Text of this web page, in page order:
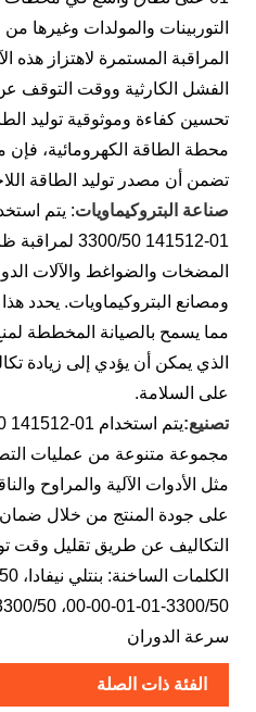
التوربينات والمولدات وغيرها
المراقبة المستمرة لاهتزاز هذه
الفشل الكارثية ووقت التوقف
تحسين كفاءة وموثوقية توليد
محطة الطاقة الكهرومائية، فإن
تضمن أن مصدر توليد الطاقة
صناعة البتروكيماويات
3300/50
المضخات والضواغط والآلات
ومصانع البتروكيماويات. يحدد
مما يسمح بالصيانة المخططة
الذي يمكن أن يؤدي إلى زيادة
على السلامة.
تصنيع:
مجموعة متنوعة من عمليات
مثل الأدوات الآلية والمراوح
على جودة المنتج من خلال ضمان
التكاليف عن طريق تقليل وقت
سرعة الدوران
الفئة ذات الصلة